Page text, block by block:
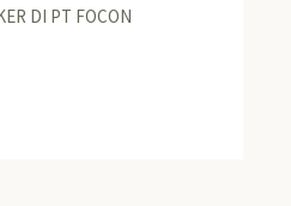
DI PT FOCON